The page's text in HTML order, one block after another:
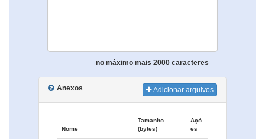
no máximo mais 2000 caracteres
Anexos Adicionar arquivos
Nome
Tamanho
(bytes)
Açõ
es